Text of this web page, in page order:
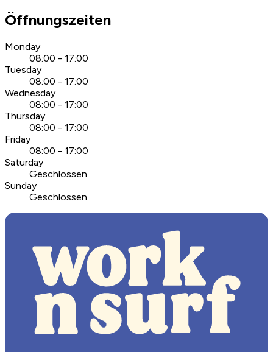
Öffnungszeiten
Monday
08:00 - 17:00
Tuesday
08:00 - 17:00
Wednesday
08:00 - 17:00
Thursday
08:00 - 17:00
Friday
08:00 - 17:00
Saturday
Geschlossen
Sunday
Geschlossen